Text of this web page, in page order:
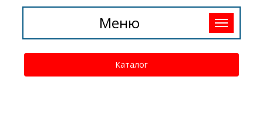
Toggle
navigation
Меню
Каталог